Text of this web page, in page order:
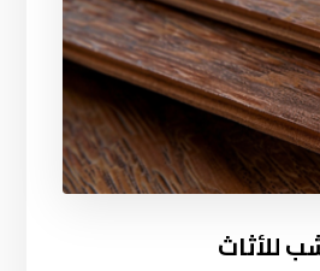
للأثاث